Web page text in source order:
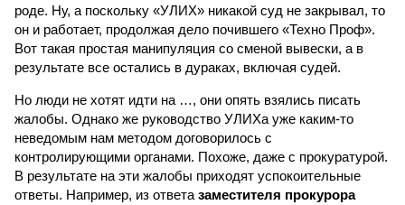
роде. Ну, а поскольку «УЛИХ» никакой суд не закрывал, то
он и работает, продолжая дело почившего «Техно Проф».
Вот такая простая манипуляция со сменой вывески, а в
результате все остались в дураках, включая судей.
Но люди не хотят идти на …, они опять взялись писать
жалобы. Однако же руководство УЛИХа уже каким-то
неведомым нам методом договорилось с
контролирующими органами. Похоже, даже с прокуратурой.
В результате на эти жалобы приходят успокоительные
ответы. Например, из ответа заместителя прокурора